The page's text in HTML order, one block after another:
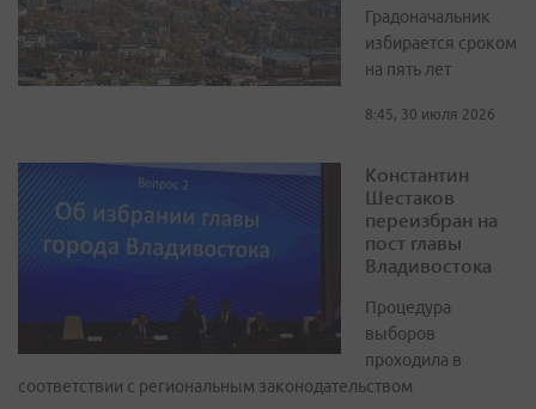
Градоначальник
избирается сроком
на пять лет
8:45, 30 июля 2026
Константин
Шестаков
переизбран на
пост главы
Владивостока
Процедура
выборов
проходила в
соответствии с региональным законодательством